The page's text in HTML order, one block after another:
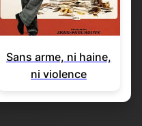
Sans arme, ni haine,
ni violence